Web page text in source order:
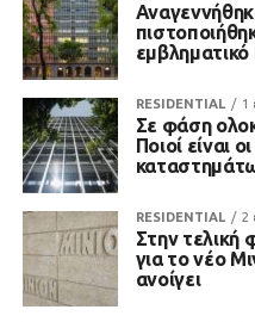
RESIDENTIAL 1
Σε φάση
Ποιοί είναι
RESIDENTIAL 2
Στην τελική
για το νέο
ανοίγει